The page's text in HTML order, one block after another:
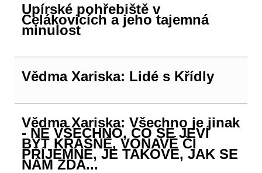
Upírské pohřebiště v
Čelákovicích a jeho tajemná
minulost
Vědma Xariska: Lidé s Křídly
Vědma Xariska: Všechno je jinak
- NE VŠECHNO, CO SE JEVÍ
BÝT KRÁSNÉ, VOŇAVÉ ČI
PŘÍJEMNÉ, JE TAKOVÉ, JAK SE
NÁM ZDÁ...